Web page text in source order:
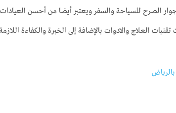
الصرح للسياحة والسفر ويعتبر أيضا من أحسن
العلاج والادوات بالإضافة إلى الخبرة والكفاءة